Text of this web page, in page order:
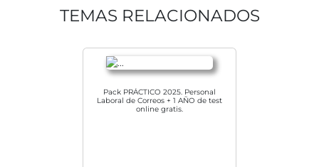
preparación a un precio especial.
TEMAS RELACIONADOS
Pack PRÁCTICO 2025. Personal
Laboral de Correos + 1 AÑO de test
online gratis.